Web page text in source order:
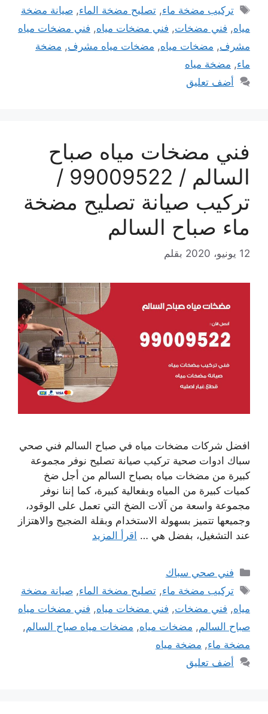
الوسوم
تركيب مضخة ماء,تصليح مضخة الماء,صيانة مضخة
مياه, فني مضخات, فني مضخات مياه, فني مضخات مياه
مشرف, مضخات مياه, مضخات مياه مشرف, مضخة
ماء, مضخة مياه
أضف تعليق
فني مضخات مياه صباح
السالم / 99009522 /
تركيب صيانة تصليح مضخة
ماء صباح السالم
12 يونيو، 2020 بقلم
افضل شركات مضخات مياه في صباح السالم فني صحي
سباك ادوات صحية تركيب صيانة تصليح نوفر مجموعة
كبيرة من مضخات مياه بصباح السالم من أجل ضخ
كميات كبيرة من المياه وبفعالية كبيرة، كما إننا نوفر
مجموعة واسعة من آلات الضخ التي تعمل على الوقود،
وجميعها تتميز بسهولة الاستخدام وبقلة الضجيج والاهتزاز
عند التشغيل، بفضل هي … اقرأ المزيد
التصنيفات
فني صحي سباك
الوسوم
تركيب مضخة ماء,تصليح مضخة الماء,صيانة مضخة
مياه, فني مضخات, فني مضخات مياه, فني مضخات مياه
صباح السالم, مضخات مياه, مضخات مياه صباح السالم,
مضخة ماء, مضخة مياه
أضف تعليق